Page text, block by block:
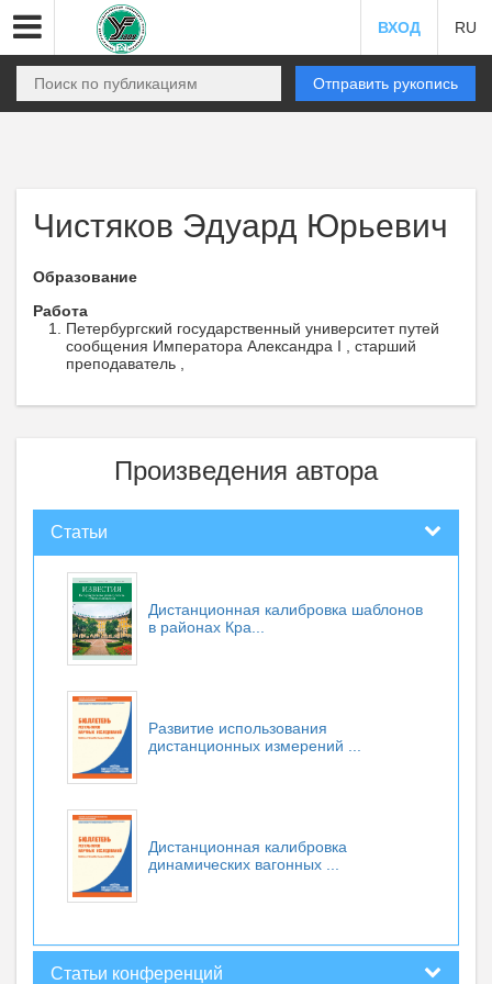
ВХОД RU
Отправить рукопись
Чистяков Эдуард Юрьевич
Образование
Работа
Петербургский государственный университет путей
сообщения Императора Александра I , старший
преподаватель ,
Произведения автора
Статьи
Дистанционная калибровка шаблонов
в районах Кра...
Развитие использования
дистанционных измерений ...
Дистанционная калибровка
динамических вагонных ...
Статьи конференций